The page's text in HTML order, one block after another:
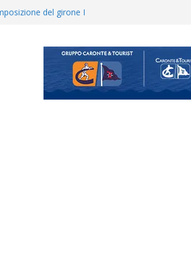
chiama questa piazza non
D»
Tourè è un nuovo